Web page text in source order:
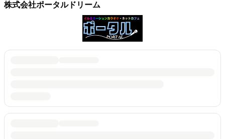
株式会社ポータルドリーム